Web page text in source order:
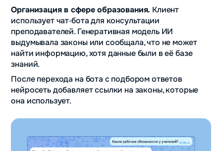
Организация в сфере образования. Клиент
использует чат‑бота для консультации
преподавателей. Генеративная модель ИИ
выдумывала законы или сообщала, что не может
найти информацию, хотя данные были в её базе
знаний.
После перехода на бота с подбором ответов
нейросеть добавляет ссылки на законы, которые
она использует.